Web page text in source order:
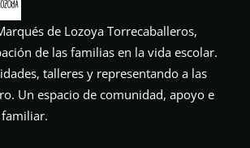
de Lozoya Torrecaballeros,
de las familias en la vida escolar.
talleres y representando a las
Un espacio de comunidad, apoyo e